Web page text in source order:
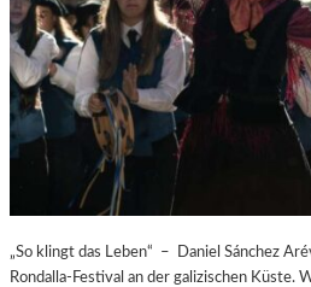
„So klingt das Leben“ – Daniel Sánchez
Rondalla-Festival an der galizischen Küste.